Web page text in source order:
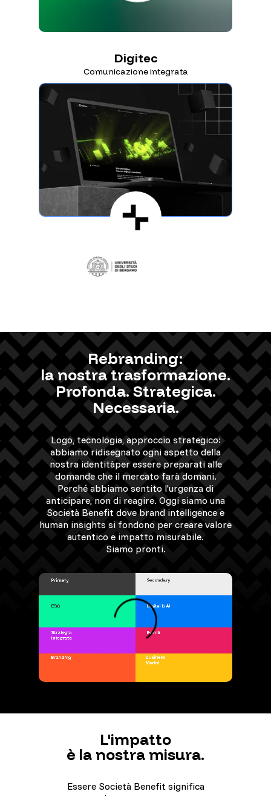
Comunicazione integrata
Digitec
Rebranding:
la nostra trasformazione.
Profonda. Strategica.
Necessaria.
Logo, tecnologia, approccio strategico:
abbiamo ridisegnato ogni aspetto della
nostra identitàper essere preparati alle
domande che il mercato farà domani.
Perché abbiamo sentito l'urgenza di
anticipare, non di reagire. Oggi siamo una
Società Benefit dove brand intelligence e
human insights si fondono per creare valore
autentico e impatto misurabile.
Siamo pronti.
L'impatto
è la nostra misura.
Essere Società Benefit significa